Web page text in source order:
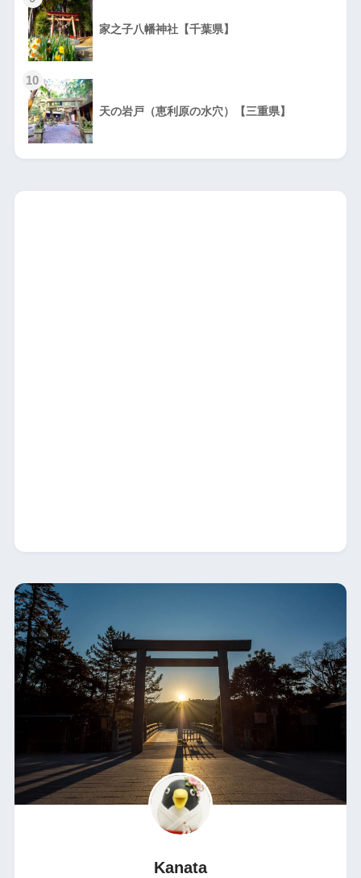
家之子八幡神社【千葉県】
10
天の岩戸（恵利原の水穴）【三重県】
Kanata